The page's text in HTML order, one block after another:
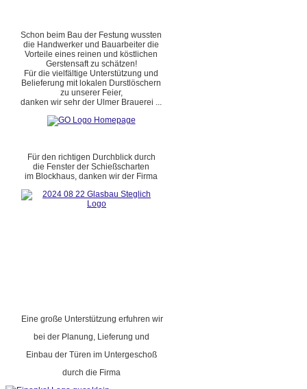
Schon beim Bau der Festung wussten
die Handwerker und Bauarbeiter die
Vorteile eines reinen und köstlichen
Gerstensaft zu schätzen!
Für die vielfältige Unterstützung und
Belieferung mit lokalen Durstlöschern
zu unserer Feier,
danken wir sehr der Ulmer Brauerei ...
Für den richtigen Durchblick durch
die Fenster der Schießscharten
im Blockhaus, danken wir der Firma
Eine große Unterstützung erfuhren wir
bei der Planung, Lieferung und
Einbau der Türen im Untergeschoß
durch die Firma